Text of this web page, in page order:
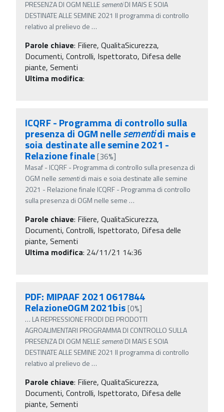
PRESENZA DI OGM NELLEsementiDI MAIS E SOIA
DESTINATE ALLE SEMINE 2021 Il programma di controllo
relativo al prelievo de …
Parole chiave: Filiere, QualitaSicurezza,
Documenti, Controlli, Ispettorato, Difesa delle
piante, Sementi
Ultima modifica:
ICQRF - Programma di controllo sulla
presenza di OGM nellesementidi mais e
soia destinate alle semine 2021 -
Relazione finale[36%]
Masaf - ICQRF - Programma di controllo sulla presenza di
OGM nelle sementidi mais e soia destinate alle semine
2021 - Relazione finale ICQRF - Programma di controllo
sulla presenza di OGM nelle seme …
Parole chiave: Filiere, QualitaSicurezza,
Documenti, Controlli, Ispettorato, Difesa delle
piante, Sementi
Ultima modifica: 24/11/21 14:36
PDF: MIPAAF 2021 0617844
RelazioneOGM 2021bis[0%]
… LA REPRESSIONE FRODI DEI PRODOTTI
AGROALIMENTARI PROGRAMMA DI CONTROLLO SULLA
PRESENZA DI OGM NELLEsementiDI MAIS E SOIA
DESTINATE ALLE SEMINE 2021 Il programma di controllo
relativo al prelievo de …
Parole chiave: Filiere, QualitaSicurezza,
Documenti, Controlli, Ispettorato, Difesa delle
piante, Sementi